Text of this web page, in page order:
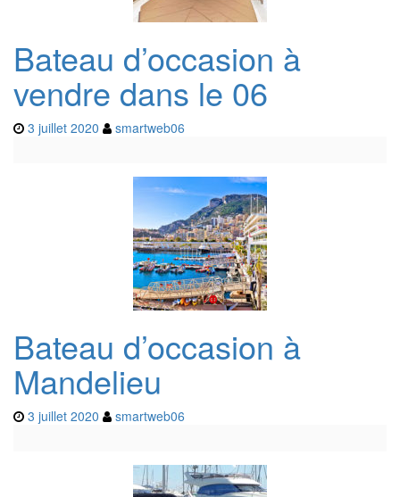
Bateau d’occasion à
vendre dans le 06
3 juillet 2020 smartweb06
Bateau d’occasion à
Mandelieu
3 juillet 2020 smartweb06